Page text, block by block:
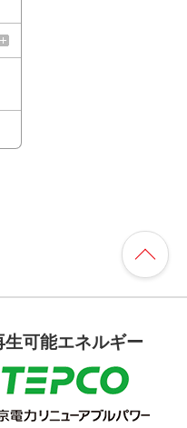
生可能エネルギー